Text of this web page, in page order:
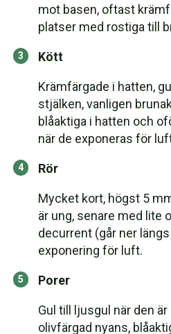
mot basen, oftast
platser med rostiga till
Kött
Krämfärgade i hatten,
stjälken, vanligen
blåaktiga i hatten och
när de exponeras för
Rör
Mycket kort, högst 5
är ung, senare med lite
decurrent (går ner
exponering för luft.
Porer
Gul till ljusgul när den
olivfärgad nyans,